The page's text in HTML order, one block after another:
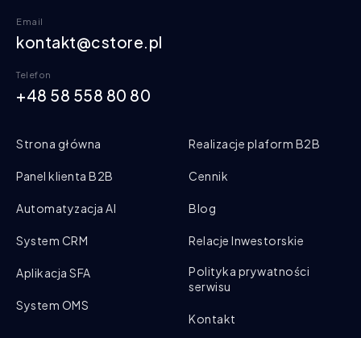
Email
kontakt@cstore.pl
Telefon
+48 58 558 80 80
Strona główna
Panel klienta B2B
Automatyzacja AI
System CRM
Aplikacja SFA
System OMS
Realizacje plaform B2B
Cennik
Blog
Relacje Inwestorskie
Polityka prywatności
serwisu
Kontakt